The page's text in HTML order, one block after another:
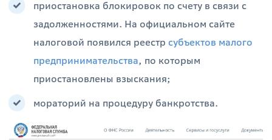
приостановка блокировок по счету в связи с
задолженностями. На официальном сайте
налоговой появился реестр субъектов малого
предпринимательства, по которым
приостановлены взыскания;
мораторий на процедуру банкротства.